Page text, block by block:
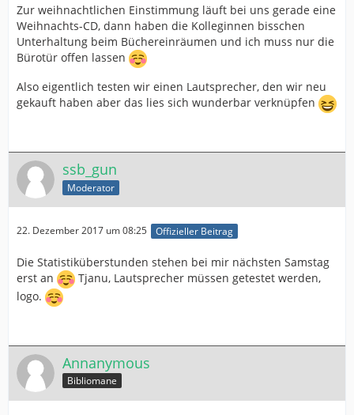
Zur weihnachtlichen Einstimmung läuft bei uns gerade eine
Weihnachts-CD, dann haben die Kolleginnen bisschen
Unterhaltung beim Büchereinräumen und ich muss nur die
Bürotür offen lassen
Also eigentlich testen wir einen Lautsprecher, den wir neu
gekauft haben aber das lies sich wunderbar verknüpfen
ssb_gun
Moderator
22. Dezember 2017 um 08:25 Offizieller Beitrag
Die Statistiküberstunden stehen bei mir nächsten Samstag
erst an
Tjanu, Lautsprecher müssen getestet werden,
logo.
Annanymous
Bibliomane